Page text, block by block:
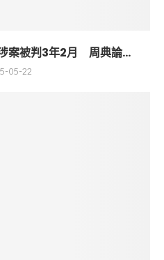
案被判3年2月 周典論...
05-22